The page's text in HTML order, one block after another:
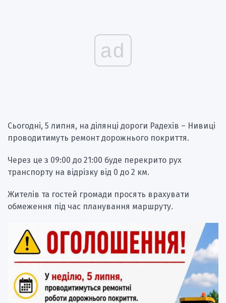
ad
Сьогодні, 5 липня, на ділянці дороги Радехів – Нивиці
проводитимуть ремонт дорожнього покриття.
Через це з 09:00 до 21:00 буде перекрито рух
транспорту на відрізку від 0 до 2 км.
Жителів та гостей громади просять врахувати
обмеження під час планування маршруту.